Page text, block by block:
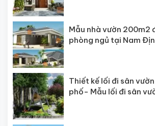
Mẫu nhà vườn 200m2
phòng ngủ tại Nam
Thiết kế lối đi sân
phố- Mẫu lối đi sân